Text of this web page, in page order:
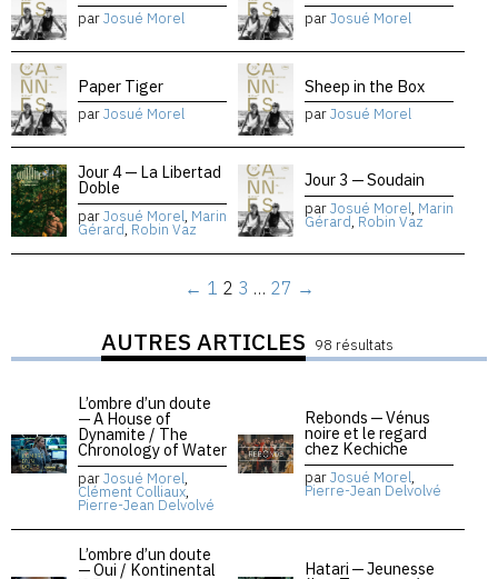
parJosué Morel parJosué Morel
Paper Tiger
parJosué Morel
Sheep in the Box
parJosué Morel
Jour 4 — La Libertad
Doble
parJosué Morel, Marin
Gérard, Robin Vaz
Jour 3 — Soudain
parJosué Morel, Marin
Gérard, Robin Vaz
← 1 2 3 … 27 →
AUTRES ARTICLES 98 résultats
L’ombre d’un doute
— A House of
Dynamite / The
Chronology of Water
parJosué Morel,
Clément Colliaux,
Pierre-Jean Delvolvé
Rebonds — Vénus
noire et le regard
chez Kechiche
parJosué Morel,
Pierre-Jean Delvolvé
L’ombre d’un doute
— Oui / Kontinental Hatari — Jeunesse